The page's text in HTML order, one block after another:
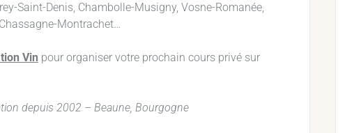
Saint-Denis, Chambolle-Musigny, Vosne-Romanée,
Montrachet…
Vin pour organiser votre prochain cours privé sur
depuis 2002 – Beaune, Bourgogne